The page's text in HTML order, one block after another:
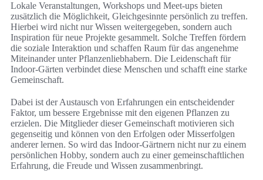
Lokale Veranstaltungen, Workshops und Meet-ups bieten
zusätzlich die Möglichkeit, Gleichgesinnte persönlich zu treffen.
Hierbei wird nicht nur Wissen weitergegeben, sondern auch
Inspiration für neue Projekte gesammelt. Solche Treffen fördern
die soziale Interaktion und schaffen Raum für das angenehme
Miteinander unter Pflanzenliebhabern. Die Leidenschaft für
Indoor-Gärten verbindet diese Menschen und schafft eine starke
Gemeinschaft.
Dabei ist der Austausch von Erfahrungen ein entscheidender
Faktor, um bessere Ergebnisse mit den eigenen Pflanzen zu
erzielen. Die Mitglieder dieser Gemeinschaft motivieren sich
gegenseitig und können von den Erfolgen oder Misserfolgen
anderer lernen. So wird das Indoor-Gärtnern nicht nur zu einem
persönlichen Hobby, sondern auch zu einer gemeinschaftlichen
Erfahrung, die Freude und Wissen zusammenbringt.